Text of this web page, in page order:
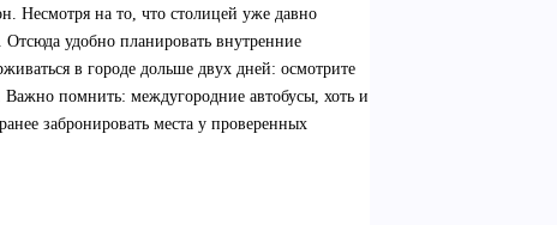
Несмотря на то, что столицей уже давно
удобно планировать внутренние
в городе дольше двух дней: осмотрите
Важно помнить: междугородние автобусы, хоть и
забронировать места у проверенных